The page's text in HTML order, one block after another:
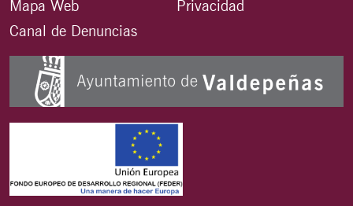
Mapa Web
Canal de Denuncias
Privacidad